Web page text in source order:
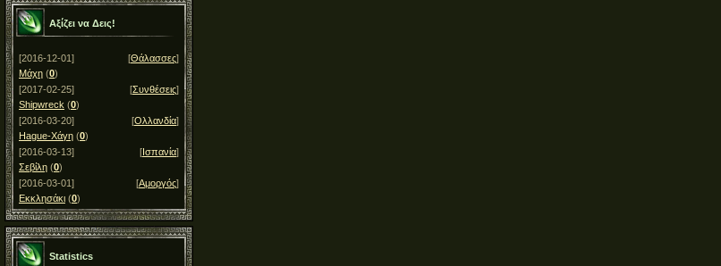
Αξίζει να Δεις!
[2016-12-01] [Θάλασσες]
Μάχη (0)
[2017-02-25]
[Συνθέσεις]
Shipwreck (0)
[2016-03-20]
[Ολλανδία]
Hague-Χάγη (0)
[2016-03-13]
[Ισπανία]
Σεβίλη (0)
[2016-03-01]
[Αμοργός]
Εκκλησάκι (0)
Statistics